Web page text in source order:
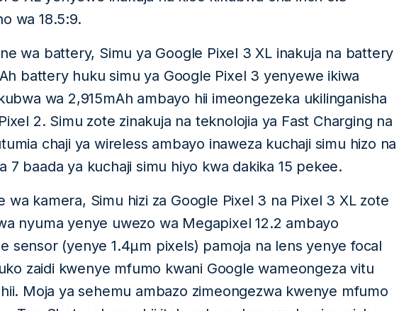
wa 18.5:9.
wa battery, Simu ya Google Pixel 3 XL inakuja na battery
battery huku simu ya Google Pixel 3 yenyewe ikiwa
wa 2,915mAh ambayo hii imeongezeka ukilinganisha
2. Simu zote zinakuja na teknolojia ya Fast Charging na
chaji ya wireless ambayo inaweza kuchaji simu hizo na
7 baada ya kuchaji simu hiyo kwa dakika 15 pekee.
wa kamera, Simu hizi za Google Pixel 3 na Pixel 3 XL zote
nyuma yenye uwezo wa Megapixel 12.2 ambayo
sensor (yenye 1.4µm pixels) pamoja na lens yenye focal
zaidi kwenye mfumo kwani Google wameongeza vitu
Moja ya sehemu ambazo zimeongezwa kwenye mfumo